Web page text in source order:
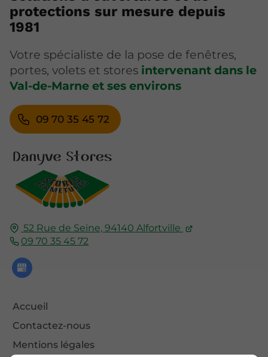
52 Rue de Seine,94140 Alfortville
09 70 35 45 72
Accueil
Contactez-nous
Mentions légales
protections sur mesure depuis
1981
Votre spécialiste de la pose de fenêtres,
portes, volets et stores intervenant dans le
Val-de-Marne et ses environs
09 70 35 45 72